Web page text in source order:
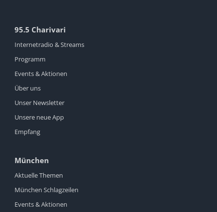
95.5 Charivari
Internetradio & Streams
Programm
Events & Aktionen
Über uns
Unser Newsletter
Unsere neue App
Empfang
München
Aktuelle Themen
München Schlagzeilen
Events & Aktionen